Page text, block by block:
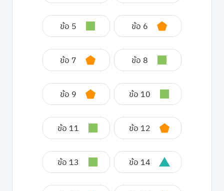
ข้อ 5 ข้อ 6
ข้อ 7 ข้อ 8
ข้อ 9 ข้อ 10
ข้อ 11 ข้อ 12
ข้อ 13 ข้อ 14